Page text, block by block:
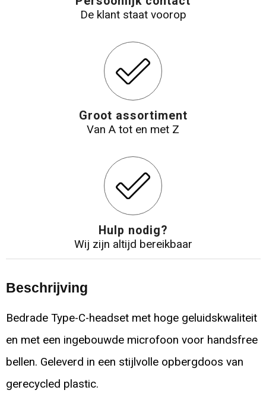
De klant staat voorop
Groot assortiment
Van A tot en met Z
Hulp nodig?
Wij zijn altijd bereikbaar
Beschrijving
Bedrade Type-C-headset met hoge geluidskwaliteit
en met een ingebouwde microfoon voor handsfree
bellen. Geleverd in een stijlvolle opbergdoos van
gerecycled plastic.